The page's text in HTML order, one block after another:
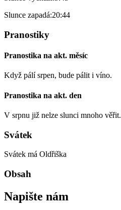
Slunce zapadá:20:44
Pranostiky
Pranostika na akt. měsíc
Když pálí srpen, bude pálit i víno.
Pranostika na akt. den
V srpnu již nelze slunci mnoho věřit.
Svátek
Svátek má Oldřiška
Obsah
Napište nám